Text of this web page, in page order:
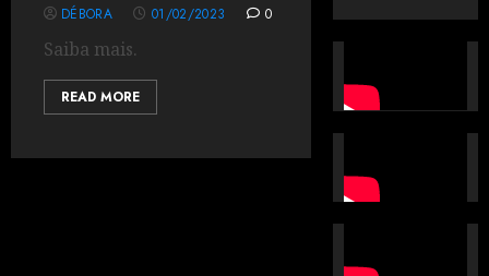
DÉBORA 01/02/2023 0
Saiba mais.
READ MORE